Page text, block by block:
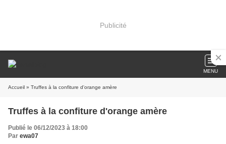
Publicité
MENU
Accueil » Truffes à la confiture d'orange amère
Truffes à la confiture d'orange amère
Publié le 06/12/2023 à 18:00
Par ewa07